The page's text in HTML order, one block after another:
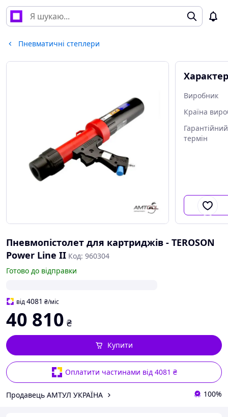
Пневматичні степлери
Виробник
Країна
Гарантійний
термін
Пневмопістолет для картриджів - TEROSON
Power Line II Код: 960304
Готово до відправки
від4081 ₴/міс
40 810 ₴
Оплатити частинами від 4081 ₴
Купити
Продавець АМТУЛ УКРАЇНА 100%